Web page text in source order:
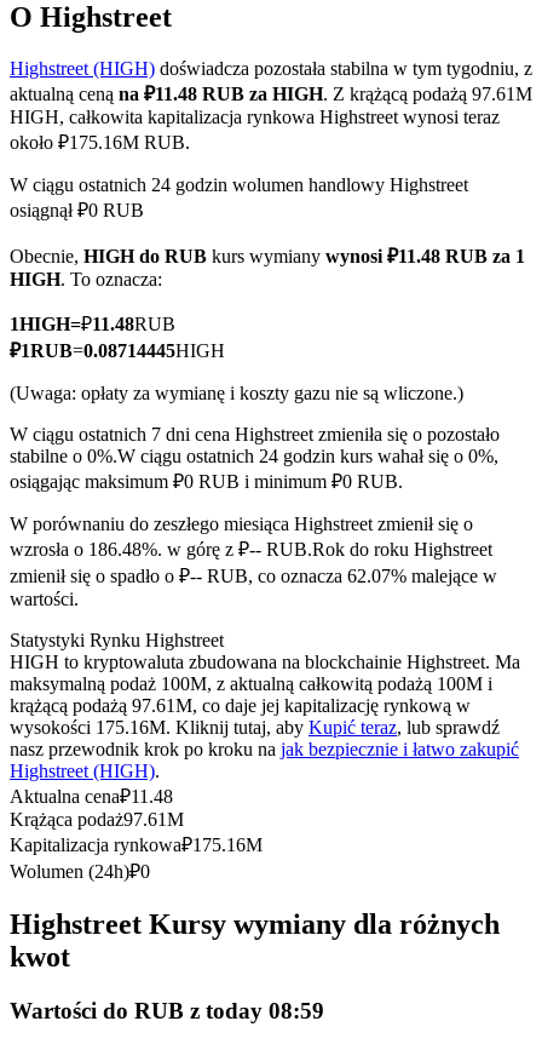
Kontrakty terminowe COIN-M
Kontrakty terminowe na kryptowaluty
TradFi
towary
Kontrakty futures wykorzystujące USDC jako zabezpieczenie
Kopiowanie Transakcji
Dołącz do najlepszych traderów
O Highstreet
Highstreet (HIGH) doświadcza pozostała stabilna w tym tygodniu, z
aktualną ceną na ₽11.48 RUB za HIGH. Z krążącą podażą 97.61M
HIGH, całkowita kapitalizacja rynkowa Highstreet wynosi teraz
około ₽175.16M RUB.
W ciągu ostatnich 24 godzin wolumen handlowy Highstreet
osiągnął ₽0 RUB
Obecnie, HIGH do RUB kurs wymiany wynosi ₽11.48 RUB za 1
HIGH. To oznacza:
1HIGH=₽11.48RUB
₽1RUB=0.08714445HIGH
(Uwaga: opłaty za wymianę i koszty gazu nie są wliczone.)
W ciągu ostatnich 7 dni cena Highstreet zmieniła się o pozostało
stabilne o 0%.W ciągu ostatnich 24 godzin kurs wahał się o 0%,
osiągając maksimum ₽0 RUB i minimum ₽0 RUB.
W porównaniu do zeszłego miesiąca Highstreet zmienił się o
wzrosła o 186.48%. w górę z ₽-- RUB.Rok do roku Highstreet
zmienił się o spadło o ₽-- RUB, co oznacza 62.07% malejące w
wartości.
Statystyki Rynku Highstreet
HIGH to kryptowaluta zbudowana na blockchainie Highstreet. Ma
maksymalną podaż 100M, z aktualną całkowitą podażą 100M i
krążącą podażą 97.61M, co daje jej kapitalizację rynkową w
wysokości 175.16M. Kliknij tutaj, aby Kupić teraz, lub sprawdź
nasz przewodnik krok po kroku na jak bezpiecznie i łatwo zakupić
Highstreet (HIGH).
Aktualna cena₽11.48
Krążąca podaż97.61M
Kapitalizacja rynkowa₽175.16M
Wolumen (24h)₽0
Highstreet Kursy wymiany dla różnych
kwot
Wartości do RUB z today 08:59